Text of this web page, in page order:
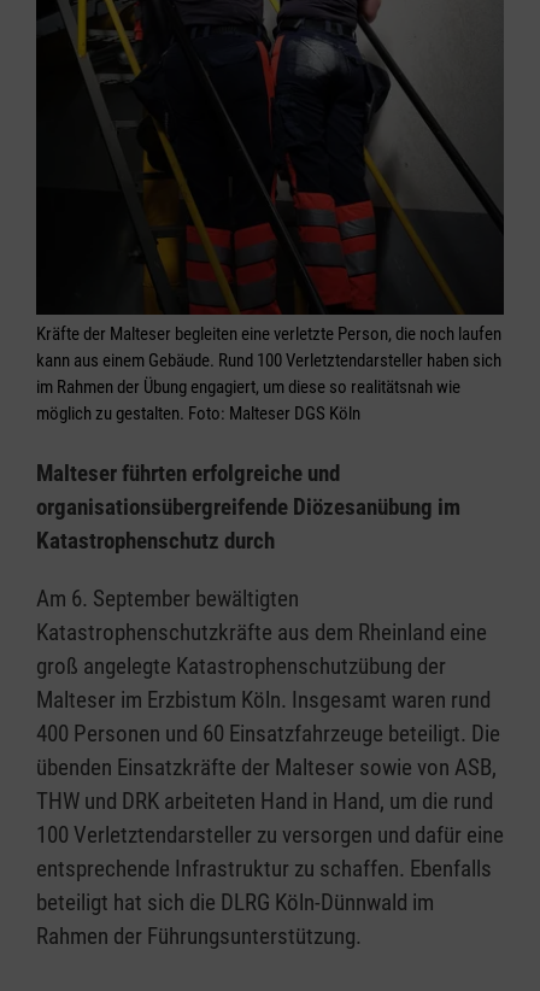
Kräfte der Malteser begleiten eine verletzte Person, die noch laufen
kann aus einem Gebäude. Rund 100 Verletztendarsteller haben sich
im Rahmen der Übung engagiert, um diese so realitätsnah wie
möglich zu gestalten. Foto: Malteser DGS Köln
Malteser führten erfolgreiche und
organisationsübergreifende Diözesanübung im
Katastrophenschutz durch
Am 6. September bewältigten
Katastrophenschutzkräfte aus dem Rheinland eine
groß angelegte Katastrophenschutzübung der
Malteser im Erzbistum Köln. Insgesamt waren rund
400 Personen und 60 Einsatzfahrzeuge beteiligt. Die
übenden Einsatzkräfte der Malteser sowie von ASB,
THW und DRK arbeiteten Hand in Hand, um die rund
100 Verletztendarsteller zu versorgen und dafür eine
entsprechende Infrastruktur zu schaffen. Ebenfalls
beteiligt hat sich die DLRG Köln-Dünnwald im
Rahmen der Führungsunterstützung.